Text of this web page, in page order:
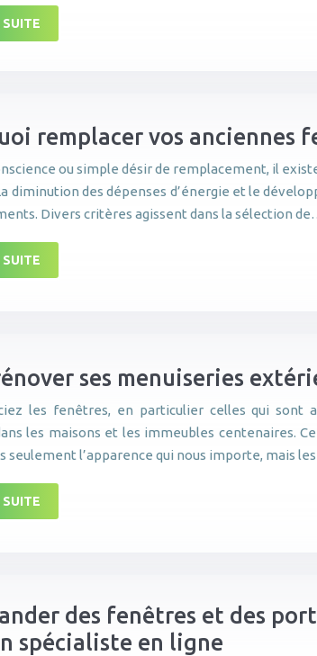
SUITE
remplacer vos anciennes
ou simple désir de remplacement, il
diminution des dépenses d’énergie et le
Divers critères agissent dans la sélection
SUITE
ses menuiseries
les fenêtres, en particulier celles qui sont
les maisons et les immeubles centenaires.
seulement l’apparence qui nous importe, mais
SUITE
des fenêtres et des
spécialiste en ligne